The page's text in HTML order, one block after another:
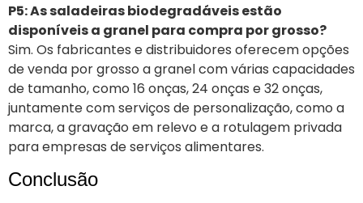
P5: As saladeiras biodegradáveis estão
disponíveis a granel para compra por grosso?
Sim. Os fabricantes e distribuidores oferecem opções
de venda por grosso a granel com várias capacidades
de tamanho, como 16 onças, 24 onças e 32 onças,
juntamente com serviços de personalização, como a
marca, a gravação em relevo e a rotulagem privada
para empresas de serviços alimentares.
Conclusão